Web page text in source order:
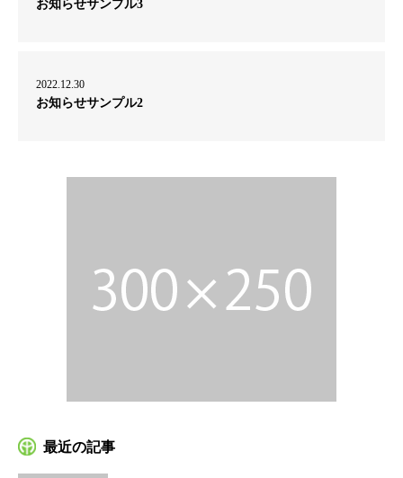
お知らせサンプル3
2022.12.30
お知らせサンプル2
最近の記事